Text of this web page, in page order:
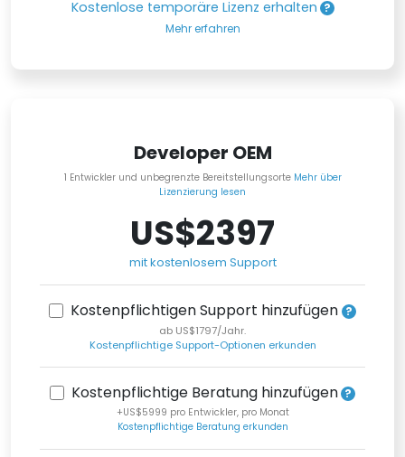
Kostenlose temporäre Lizenz erhalten
Mehr erfahren
Developer OEM
1 Entwickler und unbegrenzte Bereitstellungsorte Mehr über
Lizenzierung lesen
US$2397
mit kostenlosem Support
Kostenpflichtigen Support hinzufügen
ab US$1797/Jahr.
Kostenpflichtige Support-Optionen erkunden
Kostenpflichtige Beratung hinzufügen
+US$5999 pro Entwickler, pro Monat
Kostenpflichtige Beratung erkunden